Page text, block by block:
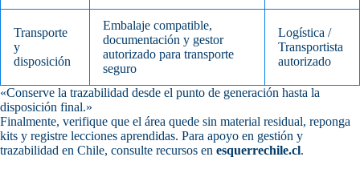
Transporte
y
disposición
Embalaje compatible,
documentación y gestor
autorizado para transporte
seguro
Logística /
Transportista
autorizado
«Conserve la trazabilidad desde el punto de generación hasta la
disposición final.»
Finalmente, verifique que el área quede sin material residual, reponga
kits y registre lecciones aprendidas. Para apoyo en gestión y
trazabilidad en Chile, consulte recursos en esquerrechile.cl.